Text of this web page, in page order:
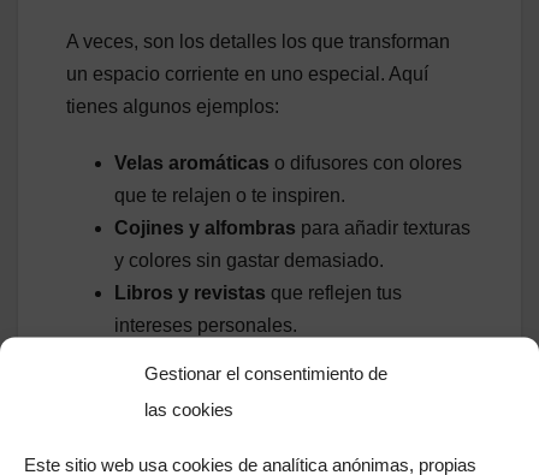
Gestionar el consentimiento de
las cookies
Este sitio web usa cookies de analítica anónimas, propias
A veces, son los detalles los que transforman
un espacio corriente en uno especial. Aquí
tienes algunos ejemplos:
Velas aromáticas o difusores con olores
que te relajen o te inspiren.
Cojines y alfombras para añadir texturas
y colores sin gastar demasiado.
Libros y revistas que reflejen tus
intereses personales.
Empieza hoy: un espacio
que cuenta tu historia